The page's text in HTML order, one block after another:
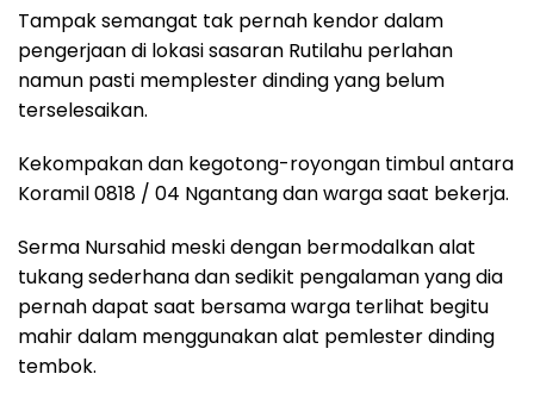
Tampak semangat tak pernah kendor dalam
pengerjaan di lokasi sasaran Rutilahu perlahan
namun pasti memplester dinding yang belum
terselesaikan.
Kekompakan dan kegotong-royongan timbul antara
Koramil 0818 / 04 Ngantang dan warga saat bekerja.
Serma Nursahid meski dengan bermodalkan alat
tukang sederhana dan sedikit pengalaman yang dia
pernah dapat saat bersama warga terlihat begitu
mahir dalam menggunakan alat pemlester dinding
tembok.